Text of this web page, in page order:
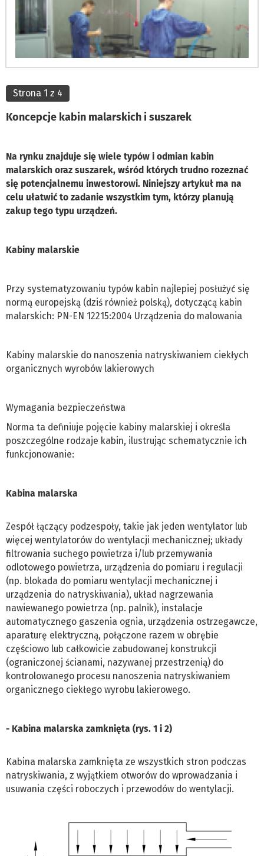
Strona 1 z 4
Koncepcje kabin malarskich i suszarek
Na rynku znajduje się wiele typów i odmian kabin
malarskich oraz suszarek, wśród których trudno rozeznać
się potencjalnemu inwestorowi. Niniejszy artykuł ma na
celu ułatwić to zadanie wszystkim tym, którzy planują
zakup tego typu urządzeń.
Kabiny malarskie
Przy systematyzowaniu typów kabin najlepiej posłużyć się
normą europejską (dziś również polską), dotyczącą kabin
malarskich: PN-EN 12215:2004 Urządzenia do malowania
Kabiny malarskie do nanoszenia natryskiwaniem ciekłych
organicznych wyrobów lakierowych
Wymagania bezpieczeństwa
Norma ta definiuje pojęcie kabiny malarskiej i określa
poszczególne rodzaje kabin, ilustrując schematycznie ich
funkcjonowanie:
Kabina malarska
Zespół łączący podzespoły, takie jak jeden wentylator lub
więcej wentylatorów do wentylacji mechanicznej; układy
filtrowania suchego powietrza i/lub przemywania
odlotowego powietrza, urządzenia do pomiaru i regulacji
(np. blokada do pomiaru wentylacji mechanicznej i
urządzenia do natryskiwania), układ nagrzewania
nawiewanego powietrza (np. palnik), instalacje
automatycznego gaszenia ognia, urządzenia ostrzegawcze,
aparaturę elektryczną, połączone razem w obrębie
częściowo lub całkowicie zabudowanej konstrukcji
(ograniczonej ścianami, nazywanej przestrzenią) do
kontrolowanego procesu nanoszenia natryskiwaniem
organicznego ciekłego wyrobu lakierowego.
- Kabina malarska zamknięta (rys. 1 i 2)
Kabina malarska zamknięta ze wszystkich stron podczas
natryskiwania, z wyjątkiem otworów do wprowadzania i
usuwania części roboczych i przewodów do wentylacji.